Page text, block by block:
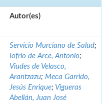
Autor(es)
Servicio Murciano de Salud;
Iofrío de Arce, Antonio;
Viudes de Velasco,
Arantzazu; Meca Garrido,
Jesús Enrique; Vigueras
Abellán, Juan José